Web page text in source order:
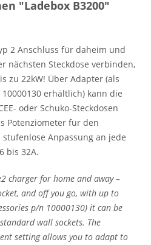
"Ladebox B3200"
2 Anschluss für daheim und
nächsten Steckdose verbinden,
zu 22kW! Über Adapter (als
erhältlich) kann die
oder Schuko-Steckdosen
Potenziometer für den
Anpassung an jede
bis 32A.
charger for home and away –
and off you go, with up to
p/n 10000130) it can be
wall sockets. The
setting allows you to adapt to